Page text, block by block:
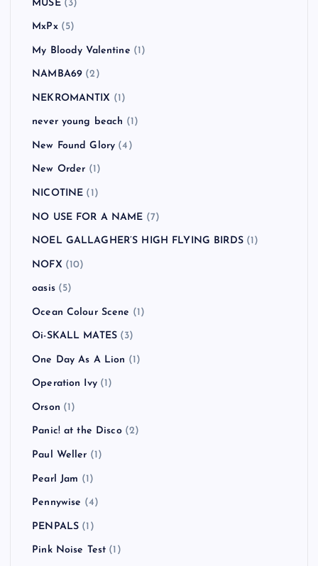
MUSE(3)
MxPx(5)
My Bloody Valentine (1)
NAMBA69 (2)
NEKROMANTIX (1)
never young beach (1)
New Found Glory (4)
New Order (1)
NICOTINE (1)
NO USE FOR A NAME (7)
NOEL GALLAGHER’S HIGH FLYING BIRDS(1)
NOFX (10)
oasis(5)
Ocean Colour Scene (1)
Oi-SKALL MATES (3)
One Day As A Lion (1)
Operation Ivy(1)
Orson (1)
Panic! at the Disco(2)
Paul Weller (1)
Pearl Jam (1)
Pennywise (4)
PENPALS (1)
Pink Noise Test (1)